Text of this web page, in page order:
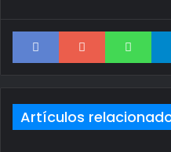
FacebookGoogle+
Artículos